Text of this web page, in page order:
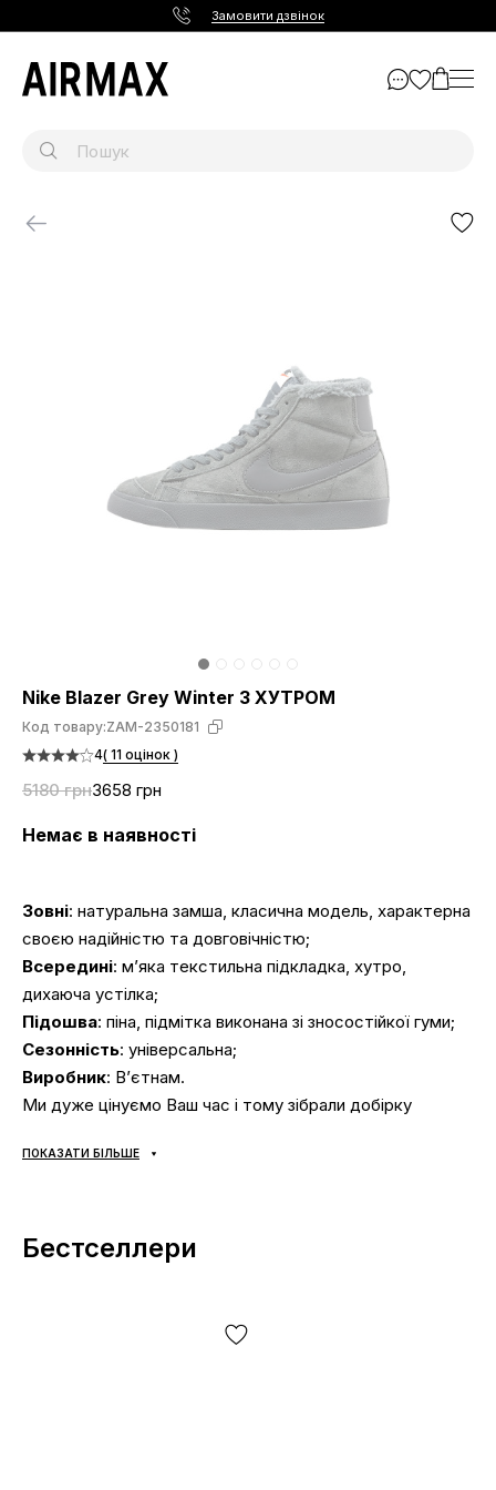
Замовити дзвінок
Nike Blazer Grey Winter З ХУТРОМ
Код товару:ZAM-2350181
4( 11 оцінок )
5180 грн3658 грн
Немає в наявності
Зовні: натуральна замша, класична модель, характерна
своєю надійністю та довговічністю;
Всередині: м’яка текстильна підкладка, хутро,
дихаюча устілка;
Підошва: піна, підмітка виконана зі зносостійкої гуми;
Сезонність: універсальна;
Виробник: В’єтнам.
Ми дуже цінуємо Ваш час і тому зібрали добірку
Кросівки доставляються
Самовивозу немає! Оплата відбувається після
, іноді ми можемо попросити незначну
ПОКАЗАТИ БІЛЬШЕ
Бестселлери